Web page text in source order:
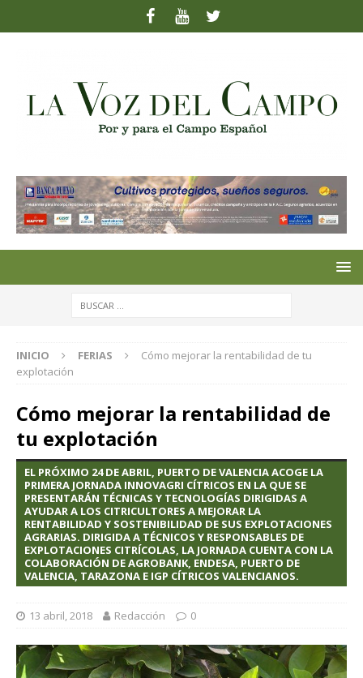
INICIO FERIAS
Cómo mejorar la rentabilidad de tu
explotación
Cómo mejorar la rentabilidad de
tu explotación
EL PRÓXIMO 24 DE ABRIL, PUERTO DE VALENCIA ACOGE LA
PRIMERA JORNADA INNOVAGRI CÍTRICOS EN LA QUE SE
PRESENTARÁN TÉCNICAS Y TECNOLOGÍAS DIRIGIDAS A
AYUDAR A LOS CITRICULTORES A MEJORAR LA
RENTABILIDAD Y SOSTENIBILIDAD DE SUS EXPLOTACIONES
AGRARIAS. DIRIGIDA A TÉCNICOS Y RESPONSABLES DE
EXPLOTACIONES CITRÍCOLAS, LA JORNADA CUENTA CON LA
COLABORACIÓN DE AGROBANK, ENDESA, PUERTO DE
VALENCIA, TARAZONA E IGP CÍTRICOS VALENCIANOS.
13 abril, 2018 Redacción 0